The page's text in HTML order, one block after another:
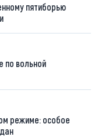
пятиборью
по вольной
режиме: особое